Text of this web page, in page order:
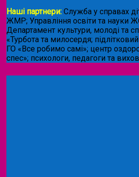
Наші партнери: Служба у справах
ЖМР; Управління освіти та
Департамент культури, молоді та
«Турбота та милосердя;
ГО «Все робимо самі»; центр
спес»; психологи, педагоги та